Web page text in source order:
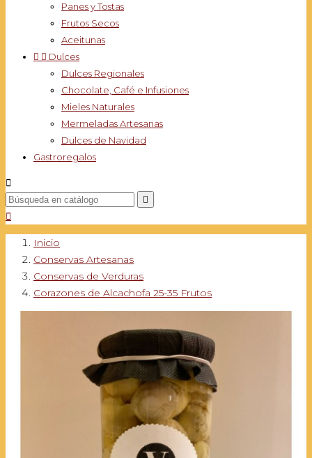
Panes y Tostas
Frutos Secos
Aceitunas
  Dulces
Dulces Regionales
Chocolate, Café e Infusiones
Mieles Naturales
Mermeladas Artesanas
Dulces de Navidad
Gastroregalos



Inicio
Conservas Artesanas
Conservas de Verduras
Corazones de Alcachofa 25-35 Frutos